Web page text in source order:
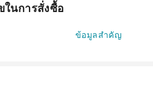
นการสั่งซื้อ
ข้อมูลสำคัญ